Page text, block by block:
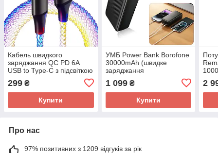
Кабель швидкого
заряджання QC PD 6A
USB to Type-С з підсвіткою
гірляндою, передавання
даних
299 ₴
Купити
УМБ Power Bank Borofone
30000mAh (швидке
заряджання
1 099₴
Купити
2
Про нас
97% позитивних з 1209 відгуків за рік